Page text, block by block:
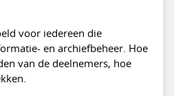
voor iedereen die
en archiefbeheer. Hoe
van de deelnemers, hoe